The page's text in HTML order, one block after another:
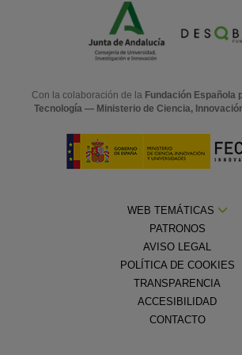
Con la colaboración de la Fundación Española
Tecnología — Ministerio de Ciencia,
WEB TEMÁTICAS
PATRONOS
AVISO LEGAL
POLÍTICA DE COOKIES
TRANSPARENCIA
ACCESIBILIDAD
CONTACTO